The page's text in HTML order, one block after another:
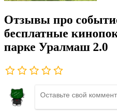
Отзывы про
бесплатные
парке Уралмаш 2.0